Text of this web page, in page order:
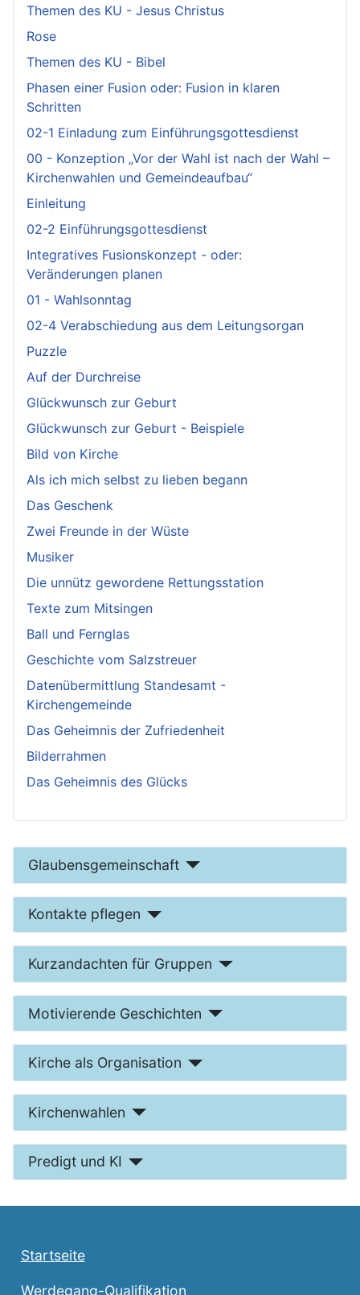
Glaubensgemeinschaft
Kontakte pflegen
Kurzandachten für Gruppen
Motivierende Geschichten
Kirche als Organisation
Kirchenwahlen
Predigt und KI
Themen des KU - Jesus Christus
Rose
Themen des KU - Bibel
Phasen einer Fusion oder: Fusion in klaren
Schritten
02-1 Einladung zum Einführungsgottesdienst
00 - Konzeption „Vor der Wahl ist nach der Wahl –
Kirchenwahlen und Gemeindeaufbau“
Einleitung
02-2 Einführungsgottesdienst
Integratives Fusionskonzept - oder:
Veränderungen planen
01 - Wahlsonntag
02-4 Verabschiedung aus dem Leitungsorgan
Puzzle
Auf der Durchreise
Glückwunsch zur Geburt
Glückwunsch zur Geburt - Beispiele
Bild von Kirche
Als ich mich selbst zu lieben begann
Das Geschenk
Zwei Freunde in der Wüste
Musiker
Die unnütz gewordene Rettungsstation
Texte zum Mitsingen
Ball und Fernglas
Geschichte vom Salzstreuer
Datenübermittlung Standesamt -
Kirchengemeinde
Das Geheimnis der Zufriedenheit
Bilderrahmen
Das Geheimnis des Glücks
Startseite
Werdegang-Qualifikation